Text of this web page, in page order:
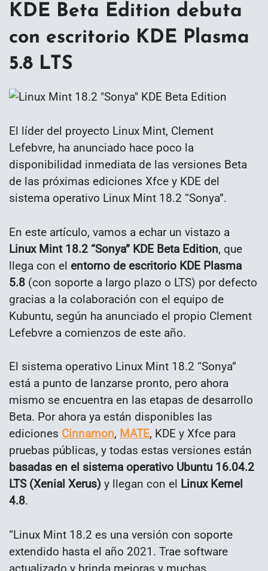
KDE Beta Edition debuta
con escritorio KDE Plasma
5.8 LTS
El líder del proyecto Linux Mint, Clement
Lefebvre, ha anunciado hace poco la
disponibilidad inmediata de las versiones Beta
de las próximas ediciones Xfce y KDE del
sistema operativo Linux Mint 18.2 “Sonya”.
En este artículo, vamos a echar un vistazo a
Linux Mint 18.2 “Sonya” KDE Beta Edition, que
llega con el entorno de escritorio KDE Plasma
5.8 (con soporte a largo plazo o LTS) por defecto
gracias a la colaboración con el equipo de
Kubuntu, según ha anunciado el propio Clement
Lefebvre a comienzos de este año.
El sistema operativo Linux Mint 18.2 “Sonya”
está a punto de lanzarse pronto, pero ahora
mismo se encuentra en las etapas de desarrollo
Beta. Por ahora ya están disponibles las
ediciones Cinnamon, MATE, KDE y Xfce para
pruebas públicas, y todas estas versiones están
basadas en el sistema operativo Ubuntu 16.04.2
LTS (Xenial Xerus) y llegan con el Linux Kernel
4.8.
“Linux Mint 18.2 es una versión con soporte
extendido hasta el año 2021. Trae software